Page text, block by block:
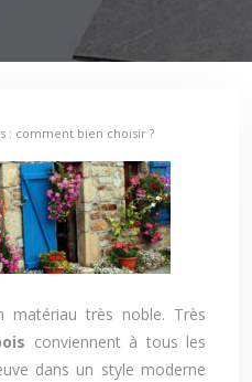
: comment bien choisir ?
très noble. Très
conviennent à tous les
dans un style moderne